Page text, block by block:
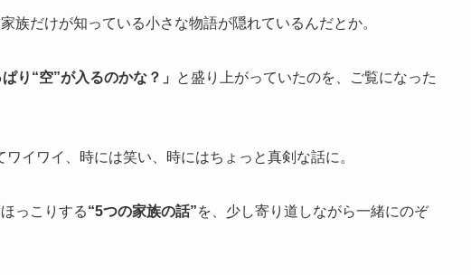
族だけが知っている小さな物語が隠れているんだとか。
ぱり“空”が入るのかな？」
と盛り上がっていたのを、ご覧になった
イワイ、時には笑い、時にはちょっと真剣な話に。
っこりする“5つの家族の話”を、少し寄り道しながら一緒にのぞ